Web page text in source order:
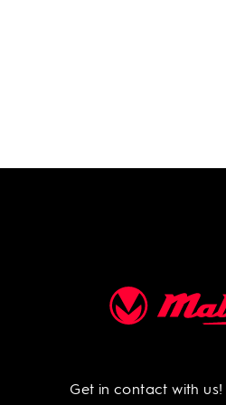
Get in contact with us!